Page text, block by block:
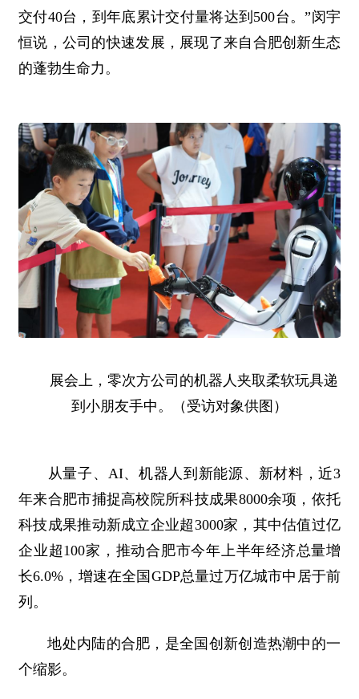
交付40台，到年底累计交付量将达到500台。”闵宇
恒说，公司的快速发展，展现了来自合肥创新生态
的蓬勃生命力。
展会上，零次方公司的机器人夹取柔软玩具递
到小朋友手中。（受访对象供图）
从量子、AI、机器人到新能源、新材料，近3
年来合肥市捕捉高校院所科技成果8000余项，依托
科技成果推动新成立企业超3000家，其中估值过亿
企业超100家，推动合肥市今年上半年经济总量增
长6.0%，增速在全国GDP总量过万亿城市中居于前
列。
地处内陆的合肥，是全国创新创造热潮中的一
个缩影。